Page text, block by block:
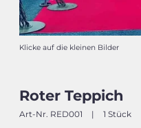
Klicke auf die kleinen Bilder
Roter Teppich
Art-Nr. RED001 | 1 Stück